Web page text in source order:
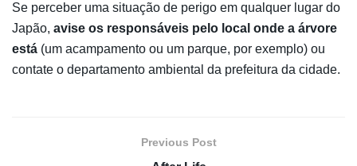
Se perceber uma situação de perigo em qualquer lugar do
Japão, avise os responsáveis pelo local onde a árvore
está (um acampamento ou um parque, por exemplo) ou
contate o departamento ambiental da prefeitura da cidade.
Previous Post